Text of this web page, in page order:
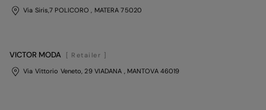
Via Siris,7 POLICORO, MATERA 75020
VICTOR MODA
[ Retailer ]
Via Vittorio Veneto, 29 VIADANA , MANTOVA46019